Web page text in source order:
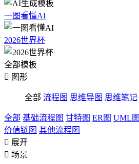
一图看懂AI
2026世界杯
全部模板
 图形
全部 流程图 思维导图 思维笔记
全部 基础流程图 甘特图 ER图 UML图
价值链图 其他流程图
 展开
 场景